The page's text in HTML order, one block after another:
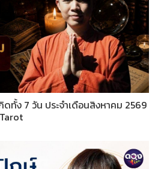
ทั้ง 7 วัน ประจำเดือนสิงหาคม 2569